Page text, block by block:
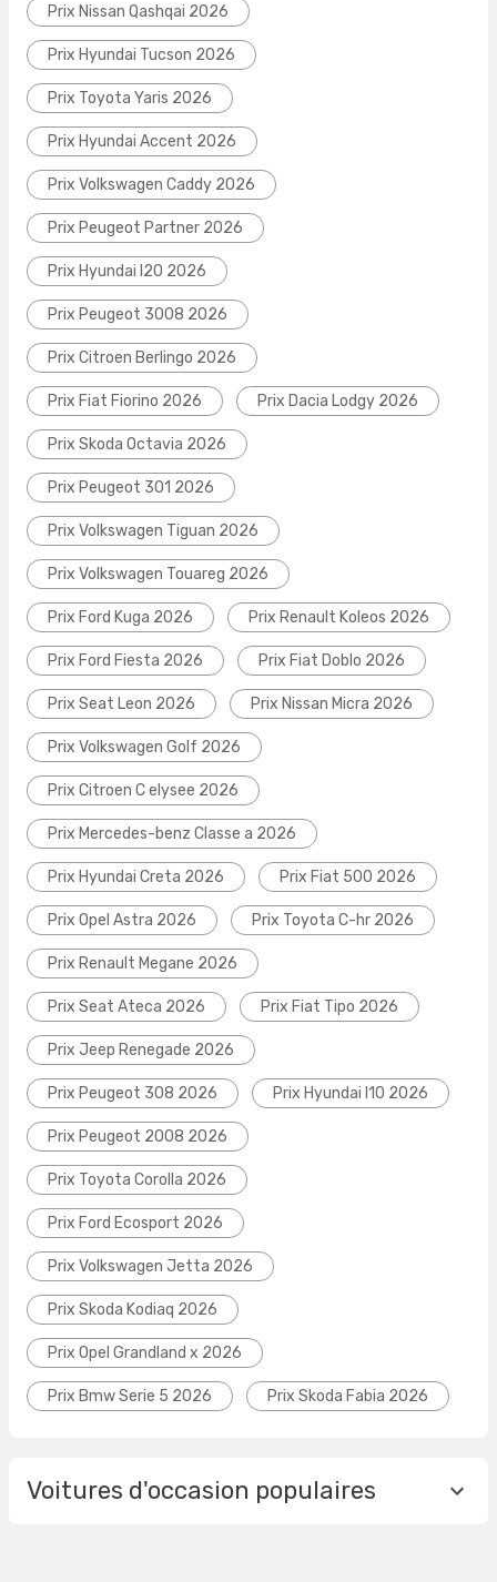
Prix Nissan Qashqai 2026
Prix Hyundai Tucson 2026
Prix Toyota Yaris 2026
Prix Hyundai Accent 2026
Prix Volkswagen Caddy 2026
Prix Peugeot Partner 2026
Prix Hyundai I20 2026
Prix Peugeot 3008 2026
Prix Citroen Berlingo 2026
Prix Fiat Fiorino 2026 Prix Dacia Lodgy 2026
Prix Skoda Octavia 2026
Prix Peugeot 301 2026
Prix Volkswagen Tiguan 2026
Prix Volkswagen Touareg 2026
Prix Ford Kuga 2026 Prix Renault Koleos 2026
Prix Ford Fiesta 2026 Prix Fiat Doblo 2026
Prix Seat Leon 2026 Prix Nissan Micra 2026
Prix Volkswagen Golf 2026
Prix Citroen C elysee 2026
Prix Mercedes-benz Classe a 2026
Prix Hyundai Creta 2026 Prix Fiat 500 2026
Prix Opel Astra 2026 Prix Toyota C-hr 2026
Prix Renault Megane 2026
Prix Seat Ateca 2026 Prix Fiat Tipo 2026
Prix Jeep Renegade 2026
Prix Peugeot 308 2026 Prix Hyundai I10 2026
Prix Peugeot 2008 2026
Prix Toyota Corolla 2026
Prix Ford Ecosport 2026
Prix Volkswagen Jetta 2026
Prix Skoda Kodiaq 2026
Prix Opel Grandland x 2026
Prix Bmw Serie 5 2026 Prix Skoda Fabia 2026
Voitures d'occasion populaires